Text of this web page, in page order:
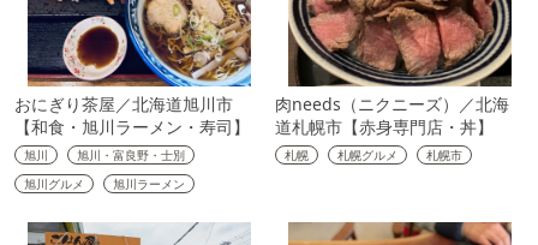
おにぎり茶屋／北海道旭川市
【和食・旭川ラーメン・寿司】
旭川
旭川・富良野・士別
旭川グルメ
旭川ラーメン
肉needs（ニクニーズ）／北海
道札幌市【赤身専門店・丼】
札幌 札幌グルメ 札幌市